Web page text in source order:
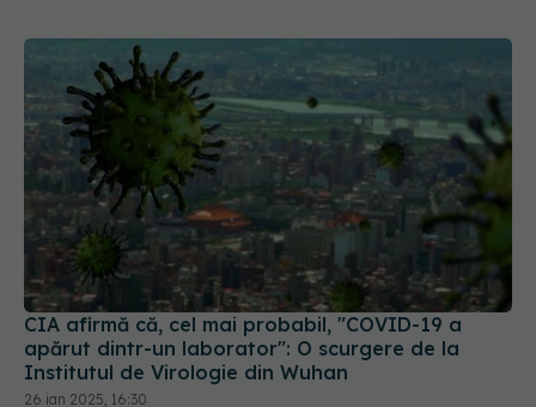
CIA afirmă că, cel mai probabil, "COVID-19 a
apărut dintr-un laborator": O scurgere de la
Institutul de Virologie din Wuhan
26 ian 2025, 16:30